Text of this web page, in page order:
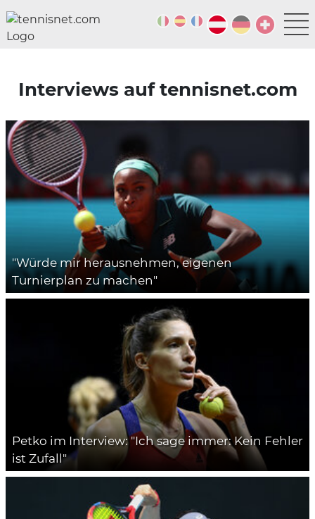
Interviews auf tennisnet.com
"Würde mir herausnehmen, eigenen
Turnierplan zu machen"
Petko im Interview: "Ich sage immer: Kein Fehler
ist Zufall"